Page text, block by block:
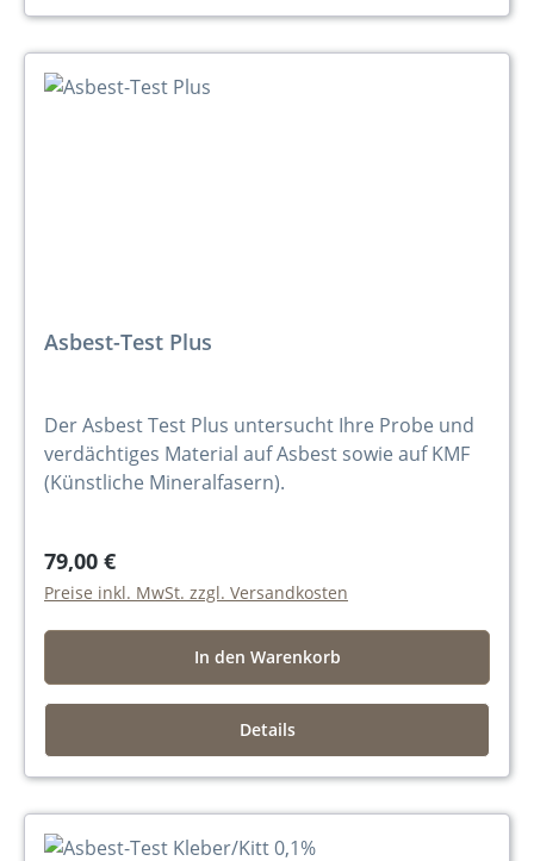
Asbest-Test Plus
Der Asbest Test Plus untersucht Ihre Probe und
verdächtiges Material auf Asbest sowie auf KMF
(Künstliche Mineralfasern).
79,00 €
Preise inkl. MwSt. zzgl. Versandkosten
In den Warenkorb
Details